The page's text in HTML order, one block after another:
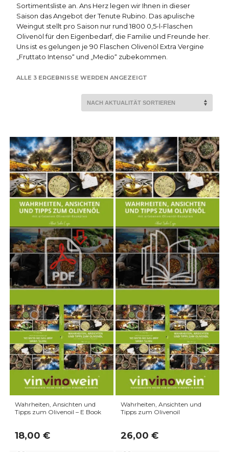
Sortimentsliste an. Ans Herz legen wir Ihnen in dieser
Saison das Angebot der Tenute Rubino. Das apulische
Weingut stellt pro Saison nur rund 1800 0,5-l-Flaschen
Olivenöl für den Eigenbedarf, die Familie und Freunde her.
Uns ist es gelungen je 90 Flaschen Olivenöl Extra Vergine
„Fruttato Intenso“ und „Medio“ zubekommen.
ALLE 3 ERGEBNISSE WERDEN ANGEZEIGT
SORTIERT
Wahrheiten, Ansichten und
Tipps zum Olivenoil – E Book
18,00€
Wahrheiten, Ansichten und
Tipps zum Olivenoil
26,00 €